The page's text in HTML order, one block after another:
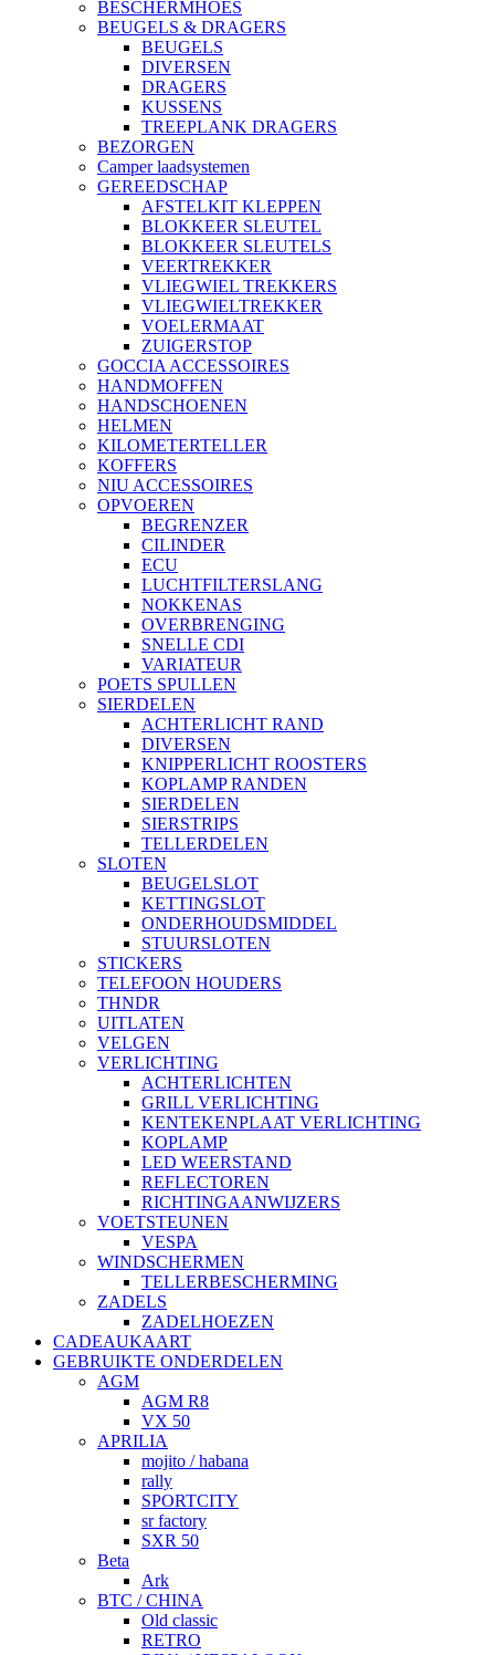
BESCHERMHOES
BEUGELS & DRAGERS
BEUGELS
DIVERSEN
DRAGERS
KUSSENS
TREEPLANK DRAGERS
BEZORGEN
Camper laadsystemen
GEREEDSCHAP
AFSTELKIT KLEPPEN
BLOKKEER SLEUTEL
BLOKKEER SLEUTELS
VEERTREKKER
VLIEGWIEL TREKKERS
VLIEGWIELTREKKER
VOELERMAAT
ZUIGERSTOP
GOCCIA ACCESSOIRES
HANDMOFFEN
HANDSCHOENEN
HELMEN
KILOMETERTELLER
KOFFERS
NIU ACCESSOIRES
OPVOEREN
BEGRENZER
CILINDER
ECU
LUCHTFILTERSLANG
NOKKENAS
OVERBRENGING
SNELLE CDI
VARIATEUR
POETS SPULLEN
SIERDELEN
ACHTERLICHT RAND
DIVERSEN
KNIPPERLICHT ROOSTERS
KOPLAMP RANDEN
SIERDELEN
SIERSTRIPS
TELLERDELEN
SLOTEN
BEUGELSLOT
KETTINGSLOT
ONDERHOUDSMIDDEL
STUURSLOTEN
STICKERS
TELEFOON HOUDERS
THNDR
UITLATEN
VELGEN
VERLICHTING
ACHTERLICHTEN
GRILL VERLICHTING
KENTEKENPLAAT VERLICHTING
KOPLAMP
LED WEERSTAND
REFLECTOREN
RICHTINGAANWIJZERS
VOETSTEUNEN
VESPA
WINDSCHERMEN
TELLERBESCHERMING
ZADELS
ZADELHOEZEN
CADEAUKAART
GEBRUIKTE ONDERDELEN
AGM
AGM R8
VX 50
APRILIA
mojito / habana
rally
SPORTCITY
sr factory
SXR 50
Beta
Ark
BTC / CHINA
Old classic
RETRO